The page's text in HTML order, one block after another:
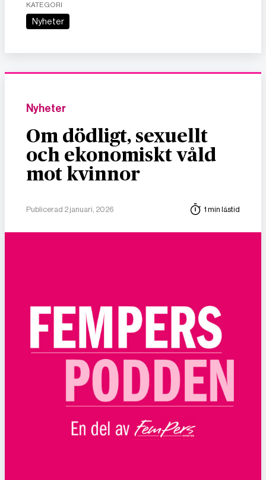
KATEGORI
Nyheter
Nyheter
Om dödligt, sexuellt
och ekonomiskt våld
mot kvinnor
Publicerad 2 januari, 2026 1 min lästid